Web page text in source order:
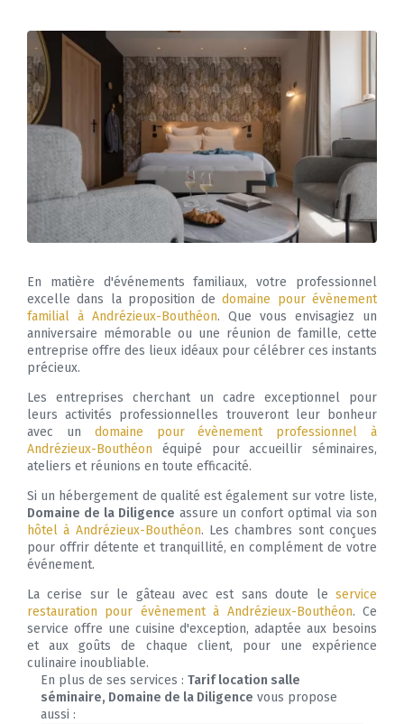
En matière d'événements familiaux, votre professionnel
excelle dans la proposition dedomaine pour évènement
familial à Andrézieux-Bouthéon. Que vous envisagiez un
anniversaire mémorable ou une réunion de famille, cette
entreprise offre des lieux idéaux pour célébrer ces instants
précieux.
Les entreprises cherchant un cadre exceptionnel pour
leurs activités professionnelles trouveront leur bonheur
avec un domaine pour évènement professionnel à
Andrézieux-Bouthéon équipé pour accueillir séminaires,
ateliers et réunions en toute efficacité.
Si un hébergement de qualité est également sur votre liste,
Domaine de la Diligence assure un confort optimal via son
hôtel à Andrézieux-Bouthéon. Les chambres sont conçues
pour offrir détente et tranquillité, en complément de votre
événement.
La cerise sur le gâteau avec est sans doute le service
restauration pour évènement à Andrézieux-Bouthéon. Ce
service offre une cuisine d'exception, adaptée aux besoins
et aux goûts de chaque client, pour une expérience
culinaire inoubliable.
En plus de ses services : Tarif location salle
séminaire, Domaine de la Diligence vous propose
aussi :